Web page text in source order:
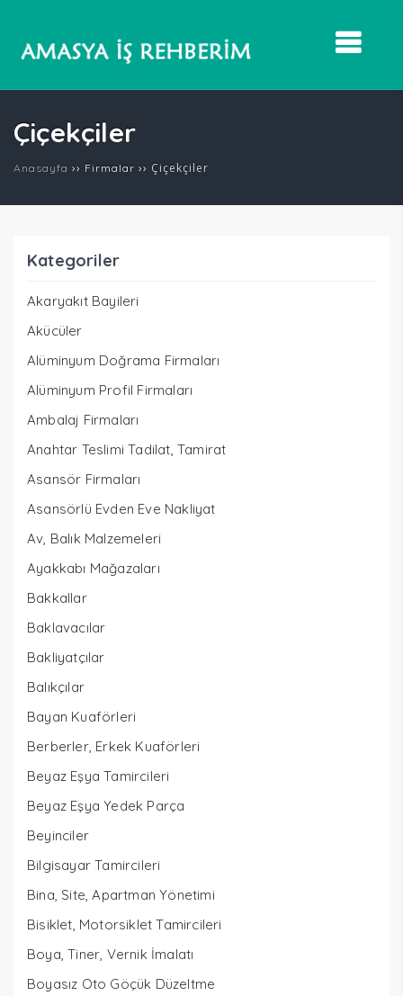
Çiçekçiler
Anasayfa ›› Firmalar ›› Çiçekçiler
Kategoriler
Akaryakıt Bayileri
Akücüler
Alüminyum Doğrama Firmaları
Alüminyum Profil Firmaları
Ambalaj Firmaları
Anahtar Teslimi Tadilat, Tamirat
Asansör Firmaları
Asansörlü Evden Eve Nakliyat
Av, Balık Malzemeleri
Ayakkabı Mağazaları
Bakkallar
Baklavacılar
Bakliyatçılar
Balıkçılar
Bayan Kuaförleri
Berberler, Erkek Kuaförleri
Beyaz Eşya Tamircileri
Beyaz Eşya Yedek Parça
Beyinciler
Bilgisayar Tamircileri
Bina, Site, Apartman Yönetimi
Bisiklet, Motorsiklet Tamircileri
Boya, Tiner, Vernik İmalatı
Boyasız Oto Göçük Düzeltme